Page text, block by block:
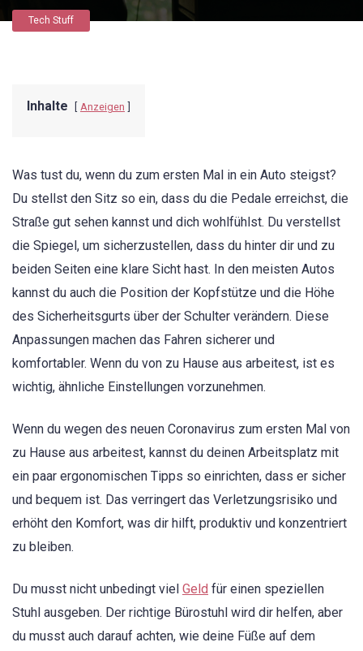
Tech Stuff
Inhalte Anzeigen
Was tust du, wenn du zum ersten Mal in ein Auto steigst?
Du stellst den Sitz so ein, dass du die Pedale erreichst, die
Straße gut sehen kannst und dich wohlfühlst. Du verstellst
die Spiegel, um sicherzustellen, dass du hinter dir und zu
beiden Seiten eine klare Sicht hast. In den meisten Autos
kannst du auch die Position der Kopfstütze und die Höhe
des Sicherheitsgurts über der Schulter verändern. Diese
Anpassungen machen das Fahren sicherer und
komfortabler. Wenn du von zu Hause aus arbeitest, ist es
wichtig, ähnliche Einstellungen vorzunehmen.
Wenn du wegen des neuen Coronavirus zum ersten Mal von
zu Hause aus arbeitest, kannst du deinen Arbeitsplatz mit
ein paar ergonomischen Tipps so einrichten, dass er sicher
und bequem ist. Das verringert das Verletzungsrisiko und
erhöht den Komfort, was dir hilft, produktiv und konzentriert
zu bleiben.
Du musst nicht unbedingt viel Geld für einen speziellen
Stuhl ausgeben. Der richtige Bürostuhl wird dir helfen, aber
du musst auch darauf achten, wie deine Füße auf dem